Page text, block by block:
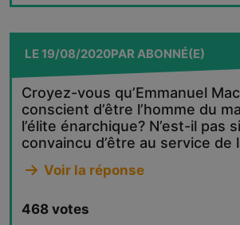
LE19/08/2020PAR ABONNÉ(E)
Croyez-vous qu’Emmanuel
conscient d’être l’homme du
l’élite énarchique? N’est-il pas
convaincu d’être au service de
Voir la réponse
468 votes